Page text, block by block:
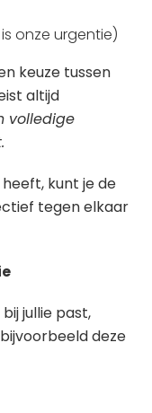
onze urgentie)
keuze tussen
altijd
volledige
kunt je de
tegen elkaar
jullie past,
deze